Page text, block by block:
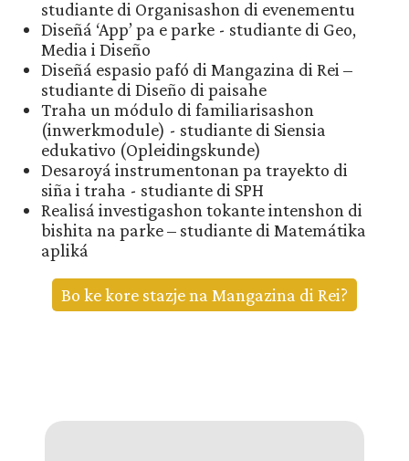
studiante di Organisashon di evenementu
Diseñá ‘App’ pa e parke - studiante di Geo,
Media i Diseño
Diseñá espasio pafó di Mangazina di Rei –
studiante di Diseño di paisahe
Traha un módulo di familiarisashon
(inwerkmodule) - studiante di Siensia
edukativo (Opleidingskunde)
Desaroyá instrumentonan pa trayekto di
siña i traha - studiante di SPH
Realisá investigashon tokante intenshon di
bishita na parke – studiante di Matemátika
apliká
Bo ke kore stazje na Mangazina di Rei?